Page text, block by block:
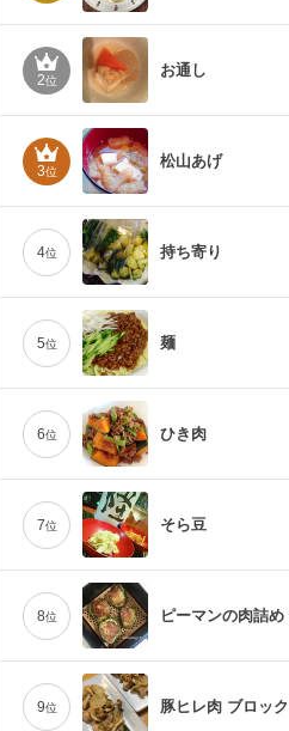
2位
お通し
3位
松山あげ
4位 持ち寄り
5位 麺
6位 ひき肉
7位 そら豆
8位 ピーマンの肉詰め
9位 豚ヒレ肉 ブロック